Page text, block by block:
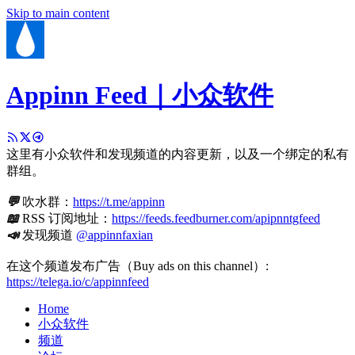
Skip to main content
Appinn Feed｜小众软件
这里有小众软件和发现频道的内容更新，以及一个绑定的私有
群组。
💬吹水群： https://t.me/appinn
📖RSS 订阅地址： https://feeds.feedburner.com/apipnntgfeed
📣发现频道 @appinnfaxian
在这个频道发布广告（Buy ads on this channel）:
https://telega.io/c/appinnfeed
Home
小众软件
频道